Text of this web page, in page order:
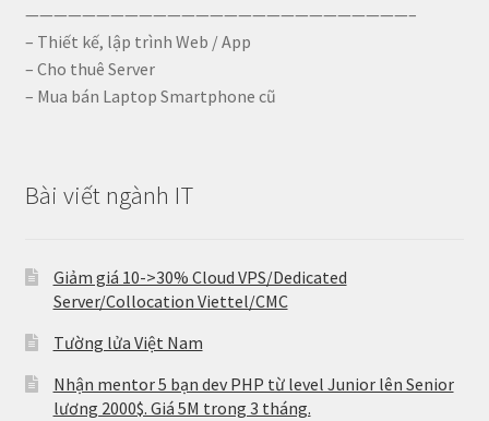
———————————————————————————–
– Thiết kế, lập trình Web / App
– Cho thuê Server
– Mua bán Laptop Smartphone cũ
Bài viết ngành IT
Giảm giá 10->30% Cloud VPS/Dedicated
Server/Collocation Viettel/CMC
Tường lửa Việt Nam
Nhận mentor 5 bạn dev PHP từ level Junior lên Senior
lương 2000$. Giá 5M trong 3 tháng.